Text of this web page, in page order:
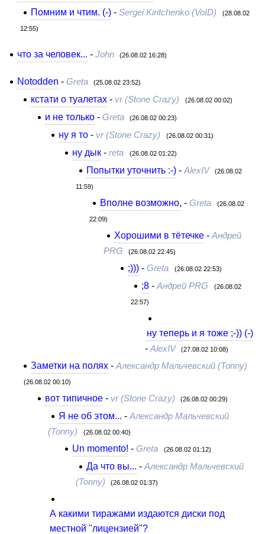
Помним и чтим. (-) -Sergei Kiritchenko (VoID) (28.08.02
12:55)
что за человек... - John (26.08.02 16:28)
Notodden - Greta (25.08.02 23:52)
кстати о туалетах - vr (Stone Crazy) (26.08.02 00:02)
и не только- Greta (26.08.02 00:23)
ну я то- vr (Stone Crazy) (26.08.02 00:31)
ну дык -reta (26.08.02 01:22)
Попытки уточнить :-)- AlexIV (26.08.02
11:59)
Вполне возможно, -Greta (26.08.02
22:09)
Хорошими в тётечке- Андрей
PRG
(26.08.02 22:45)
;)))- Greta (26.08.02 22:53)
;8 -Андрей PRG (26.08.02
22:57)
ну теперь и я тоже ;-)) (-)
- AlexIV (27.08.02 10:08)
Заметки на полях -Александр Мальчевский (Tonny)
(26.08.02 00:10)
вот типичное- vr (Stone Crazy) (26.08.02 00:29)
Я не об этом... - Александр Мальчевский
(Tonny)
(26.08.02 00:40)
Un momento! -Greta (26.08.02 01:12)
Да что вы... - Александр Мальчевский
(Tonny)
(26.08.02 01:37)
А какими тиражами издаются диски под
местной "лицензией"?